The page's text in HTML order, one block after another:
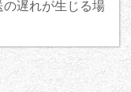
遅れが生じる場